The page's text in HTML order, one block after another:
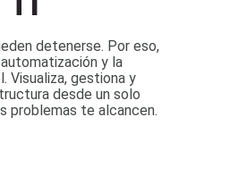
detenerse. Por eso,
y la
Visualiza, gestiona y
desde un solo
problemas te alcancen.